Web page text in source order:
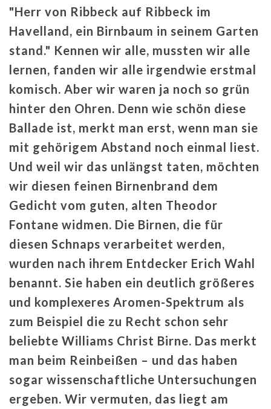
"Herr von Ribbeck auf Ribbeck im
Havelland, ein Birnbaum in seinem Garten
stand." Kennen wir alle, mussten wir alle
lernen, fanden wir alle irgendwie erstmal
komisch. Aber wir waren ja noch so grün
hinter den Ohren. Denn wie schön diese
Ballade ist, merkt man erst, wenn man sie
mit gehörigem Abstand noch einmal liest.
Und weil wir das unlängst taten, möchten
wir diesen feinen Birnenbrand dem
Gedicht vom guten, alten Theodor
Fontane widmen. Die Birnen, die für
diesen Schnaps verarbeitet werden,
wurden nach ihrem Entdecker Erich Wahl
benannt. Sie haben ein deutlich größeres
und komplexeres Aromen-Spektrum als
zum Beispiel die zu Recht schon sehr
beliebte Williams Christ Birne. Das merkt
man beim Reinbeißen – und das haben
sogar wissenschaftliche Untersuchungen
ergeben. Wir vermuten, das liegt am